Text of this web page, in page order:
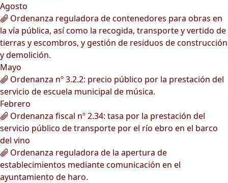
Agosto
Ordenanza reguladora de contenedores para obras en
la vía pública, así como la recogida, transporte y vertido de
tierras y escombros, y gestión de residuos de construcción
y demolición.
Mayo
Ordenanza nº 3.2.2: precio público por la prestación del
servicio de escuela municipal de música.
Febrero
Ordenanza fiscal nº 2.34: tasa por la prestación del
servicio público de transporte por el río ebro en el barco
del vino
Ordenanza reguladora de la apertura de
establecimientos mediante comunicación en el
ayuntamiento de haro.